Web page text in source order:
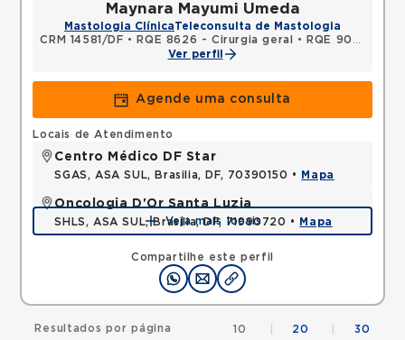
Maynara Mayumi Umeda
Mastologia ClínicaTeleconsulta de Mastologia
CRM 14581/DF • RQE 8626 - Cirurgia geral •
RQE 9040 - Mastologia
Ver perfil
Agende uma consulta
Compartilhe este perfil
Locais de Atendimento
Centro Médico DF Star
SGAS, ASA SUL, Brasilia, DF, 70390150 • Mapa
Oncologia D'Or Santa Luzia
SHLS, ASA SUL, Brasilia, DF, 71990720 • Mapa
Veja mais locais
Resultados por página 10 20 30